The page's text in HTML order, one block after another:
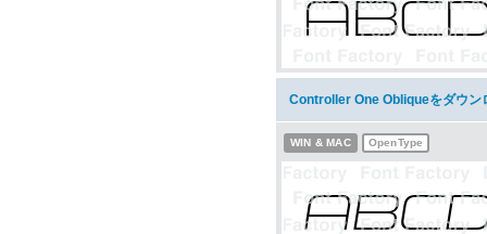
Controller One Obliqueをダウン
WIN & MAC OpenType